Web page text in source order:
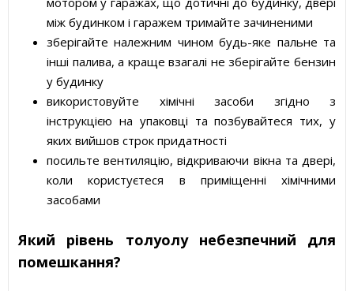
між будинком і гаражем тримайте зачиненими
зберігайте належним чином будь-яке пальне та
інші палива, а краще взагалі не зберігайте бензин
у будинку
використовуйте хімічні засоби згідно з
інструкцією на упаковці та позбувайтеся тих, у
яких вийшов строк придатності
посильте вентиляцію, відкриваючи вікна та двері,
коли користуєтеся в приміщенні хімічними
засобами
Який рівень толуолу небезпечний для
помешкання?